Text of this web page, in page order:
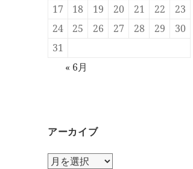
17
18 19 20 21 22
23
24
25 26 27 28 29
30
31
« 6月
アーカイブ
ア